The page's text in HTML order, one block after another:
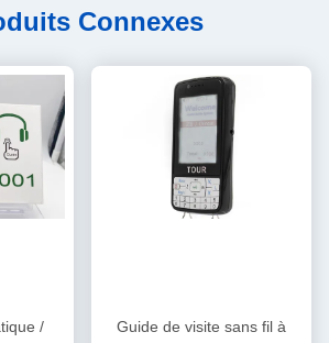
Connexes
/
Guide de visite sans fil à